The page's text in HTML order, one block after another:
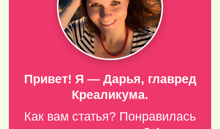
Привет! Я — Дарья, главред
Креаликума.
Как вам статья? Понравилась